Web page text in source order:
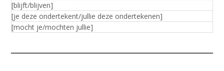
[blijft/blijven]
[je deze ondertekent/jullie deze ondertekenen]
[mocht je/mochten jullie]